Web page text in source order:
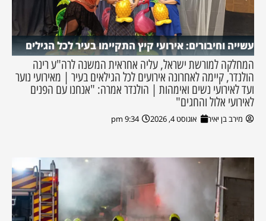
עשייה וחיבורים: אירועי קיץ התקיימו בעיר לכל הגילים
המחלקה למורשת ישראל, עליה אחראית המשנה לרה"ע רינה
הולנדר, קיימה לאחרונה אירועים לכל הגילאים בעיר | מאירועי נוער
ועד לאירועי נשים ואימהות | הולנדר אמרה: "אנחנו עם הפנים
לאירועי אלול והחגים"
מירב בן יאיר אוגוסט 4, 2026 9:34 pm